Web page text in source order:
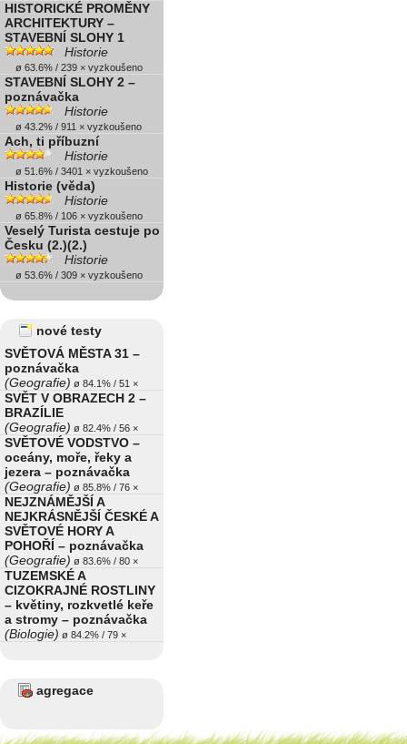
HISTORICKÉ PROMĚNY
ARCHITEKTURY –
STAVEBNÍ SLOHY 1
Historie
ø 63.6% / 239 × vyzkoušeno
STAVEBNÍ SLOHY 2 –
poznávačka
Historie
ø 43.2% / 911 × vyzkoušeno
Ach, ti příbuzní
Historie
ø 51.6% / 3401 × vyzkoušeno
Historie (věda)
Historie
ø 65.8% / 106 × vyzkoušeno
Veselý Turista cestuje po
Česku (2.)(2.)
Historie
ø 53.6% / 309 × vyzkoušeno
nové testy
SVĚTOVÁ MĚSTA 31 –
poznávačka
(Geografie) ø 84.1% / 51 ×
SVĚT V OBRAZECH 2 –
BRAZÍLIE
(Geografie) ø 82.4% / 56 ×
SVĚTOVÉ VODSTVO –
oceány, moře, řeky a
jezera – poznávačka
(Geografie) ø 85.8% / 76 ×
NEJZNÁMĚJŠÍ A
NEJKRÁSNĚJŠÍ ČESKÉ A
SVĚTOVÉ HORY A
POHOŘÍ – poznávačka
(Geografie) ø 83.6% / 80 ×
TUZEMSKÉ A
CIZOKRAJNÉ ROSTLINY
– květiny, rozkvetlé keře
a stromy – poznávačka
(Biologie) ø 84.2% / 79 ×
agregace